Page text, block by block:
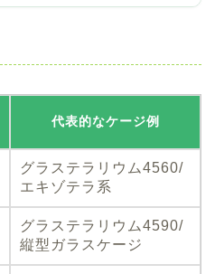
代表的なケージ例
グラステラリウム4560/
エキゾテラ系
グラステラリウム4590/
縦型ガラスケージ